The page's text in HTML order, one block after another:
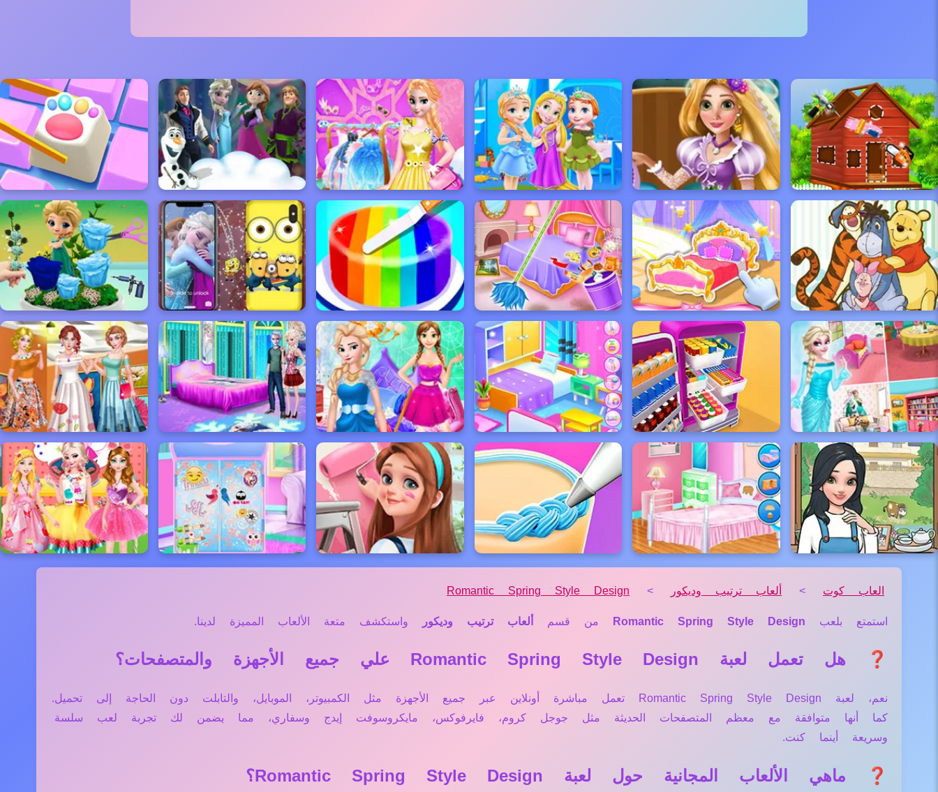
العاب كوت > ألعاب ترتيب وديكور >
Romantic Spring Style Design
استمتع بلعب Romantic Spring Style Design من قسم ألعاب ترتيب وديكور واستكشف متعة الألعاب المميزة لدينا.
❓ هل تعمل لعبة Romantic Spring Style Design علي جميع الأجهزة والمتصفحات؟
نعم، لعبة Romantic Spring Style Design تعمل مباشرة أونلاين عبر جميع الأجهزة مثل الكمبيوتر، الموبايل، والتابلت دون الحاجة إلى تحميل.
كما أنها متوافقة مع معظم المتصفحات الحديثة مثل جوجل كروم، فايرفوكس، مايكروسوفت إيدج وسفاري، مما يضمن لك تجربة لعب سلسة
وسريعة أينما كنت.
❓ ماهي الألعاب المجانية حول لعبة Romantic Spring Style Design؟